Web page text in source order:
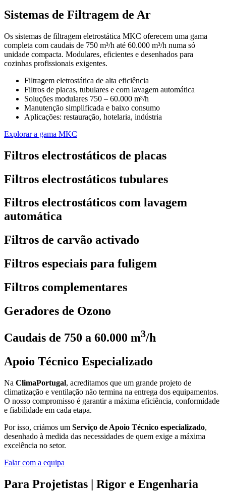
Sistemas de Filtragem de Ar
Os sistemas de filtragem eletrostática MKC oferecem uma gama
completa com caudais de 750 m³/h até 60.000 m³/h numa só
unidade compacta. Modulares, eficientes e desenhados para
cozinhas profissionais exigentes.
Filtragem eletrostática de alta eficiência
Filtros de placas, tubulares e com lavagem automática
Soluções modulares 750 – 60.000 m³/h
Manutenção simplificada e baixo consumo
Aplicações: restauração, hotelaria, indústria
Explorar a gama MKC
Filtros electrostáticos de placas
Filtros electrostáticos tubulares
Filtros electrostáticos com lavagem
automática
Filtros de carvão activado
Filtros especiais para fuligem
Filtros complementares
Geradores de Ozono
Caudais de 750 a 60.000 m3/h
Apoio Técnico Especializado
Na ClimaPortugal, acreditamos que um grande projeto de
climatização e ventilação não termina na entrega dos equipamentos.
O nosso compromisso é garantir a máxima eficiência, conformidade
e fiabilidade em cada etapa.
Por isso, criámos um Serviço de Apoio Técnico especializado,
desenhado à medida das necessidades de quem exige a máxima
excelência no setor.
Falar com a equipa
Para Projetistas | Rigor e Engenharia